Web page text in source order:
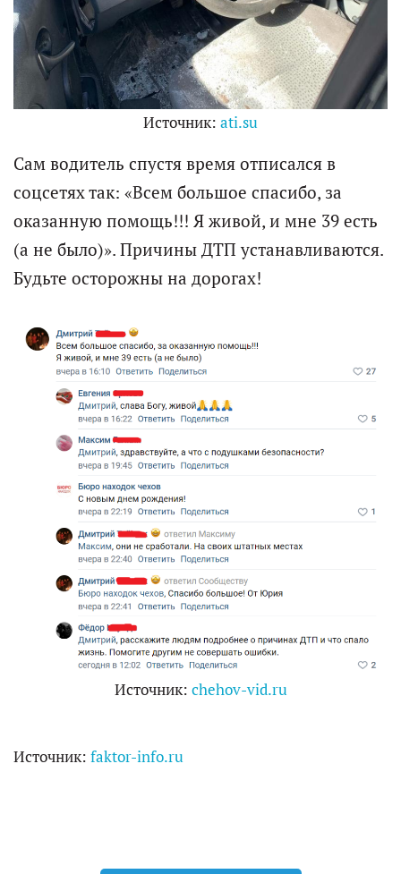
Источник: ati.su
Сам водитель спустя время отписался в
соцсетях так: «Всем большое спасибо, за
оказанную помощь!!! Я живой, и мне 39 есть
(а не было)». Причины ДТП устанавливаются.
Будьте осторожны на дорогах!
Источник: chehov-vid.ru
Источник: faktor-info.ru